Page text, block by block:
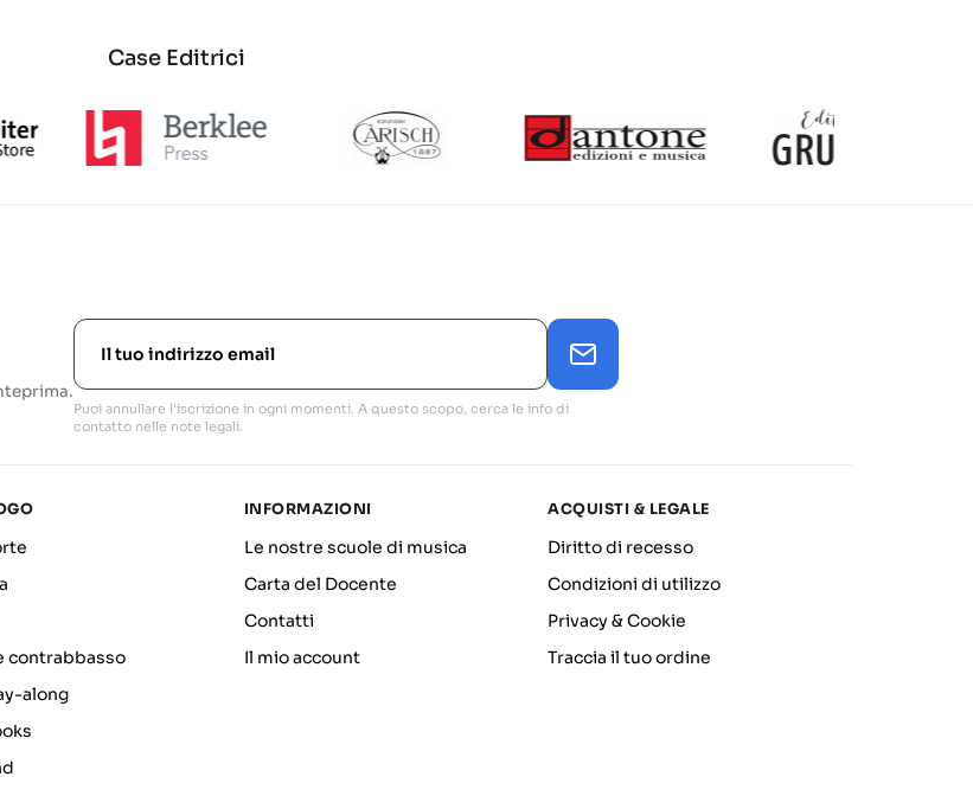
Case Editrici
Puoi annullare l'iscrizione in ogni momenti. A questo scopo, cerca le info di
contatto nelle note legali.
contrabbasso
along
INFORMAZIONI
Le nostre scuole di musica
Carta del Docente
Contatti
Il mio account
ACQUISTI & LEGALE
Diritto di recesso
Condizioni di utilizzo
Privacy & Cookie
Traccia il tuo ordine